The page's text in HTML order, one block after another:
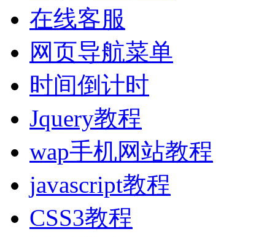
在线客服
网页导航菜单
时间倒计时
Jquery教程
wap手机网站教程
javascript教程
CSS3教程